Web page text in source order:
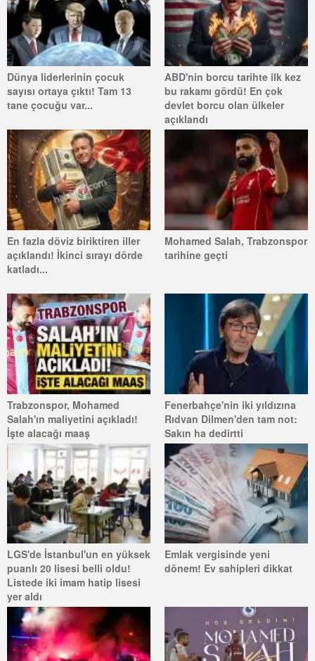
Dünya liderlerinin çocuk
sayısı ortaya çıktı! Tam 13
tane çocuğu var...
ABD'nin borcu tarihte ilk kez
bu rakamı gördü! En çok
devlet borcu olan ülkeler
açıklandı
En fazla döviz biriktiren iller
açıklandı! İkinci sırayı dörde
katladı...
Mohamed Salah, Trabzonspor
tarihine geçti
Trabzonspor, Mohamed
Salah'ın maliyetini açıkladı!
İşte alacağı maaş
Fenerbahçe'nin iki yıldızına
Rıdvan Dilmen'den tam not:
Sakın ha dedirtti
LGS'de İstanbul'un en yüksek
puanlı 20 lisesi belli oldu!
Listede iki imam hatip lisesi
yer aldı
Emlak vergisinde yeni
dönem! Ev sahipleri dikkat